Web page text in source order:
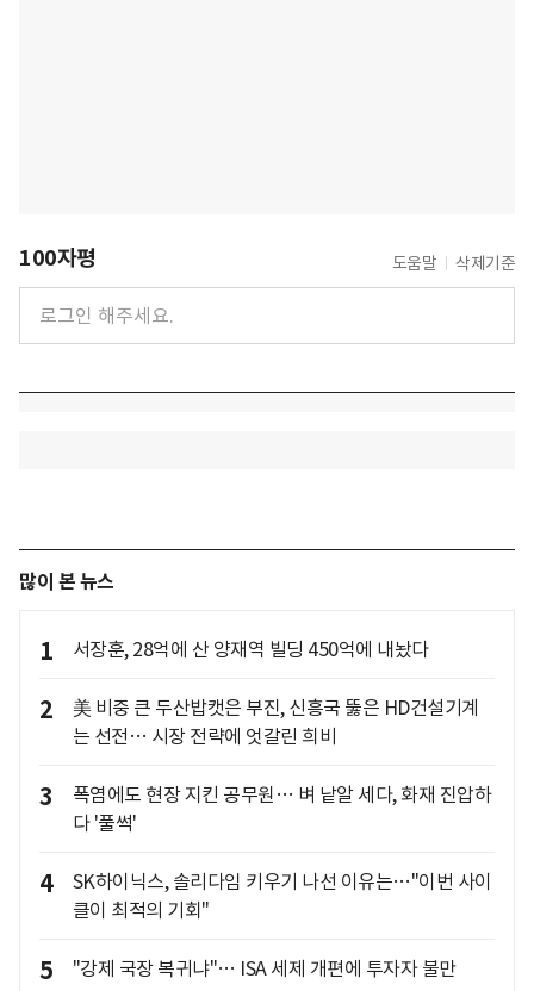
100자평 도움말 삭제기준
많이 본 뉴스
1 서장훈, 28억에 산 양재역 빌딩 450억에 내놨다
2
美 비중 큰 두산밥캣은 부진, 신흥국 뚫은 HD건설기계
는 선전… 시장 전략에 엇갈린 희비
3
폭염에도 현장 지킨 공무원… 벼 낱알 세다, 화재 진압하
다 '풀썩'
4
SK하이닉스, 솔리다임 키우기 나선 이유는…"이번 사이
클이 최적의 기회"
5 "강제 국장 복귀냐"… ISA 세제 개편에 투자자 불만